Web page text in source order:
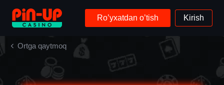
Ro’yxatdan o’tish Kirish
Ortga qaytmoq